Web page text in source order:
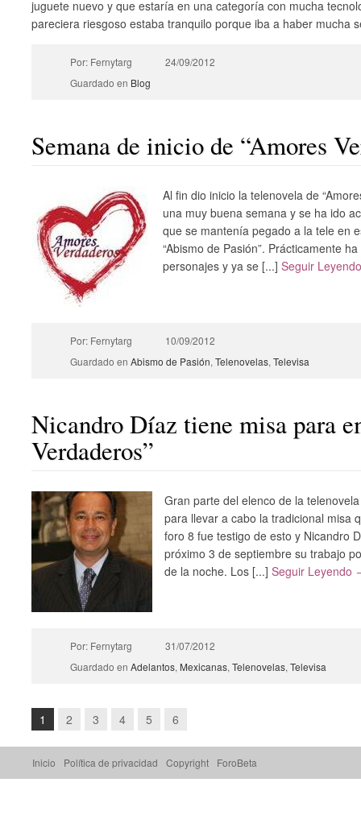
juguete nuevo y que estaría en una categoría con mucha
pareciera riesgoso estaba tranquilo porque iba a haber mucha
Por: Fernytarg
24/09/2012
Guardado en Blog
Semana de inicio de “Amores
Al fin dio inicio la telenovela de
una muy buena semana y se ha ido
que se mantenía pegado a la tele en
“Abismo de Pasión”. Prácticamente
personajes y ya se [...]Seguir
Por: Fernytarg
10/09/2012
Guardado en Abismo de Pasión, Telenovelas, Televisa
Nicandro Díaz tiene misa para
Verdaderos”
Gran parte del elenco de la
para llevar a cabo la tradicional misa
foro 8 fue testigo de esto y Nicandro
próximo 3 de septiembre su trabajo
de la noche. Los [...]Seguir Leyendo
Por: Fernytarg
31/07/2012
Guardado en Adelantos, Mexicanas, Telenovelas, Televisa
1 2 3 4 5 6
Inicio Política de privacidad Copyright ForoBeta